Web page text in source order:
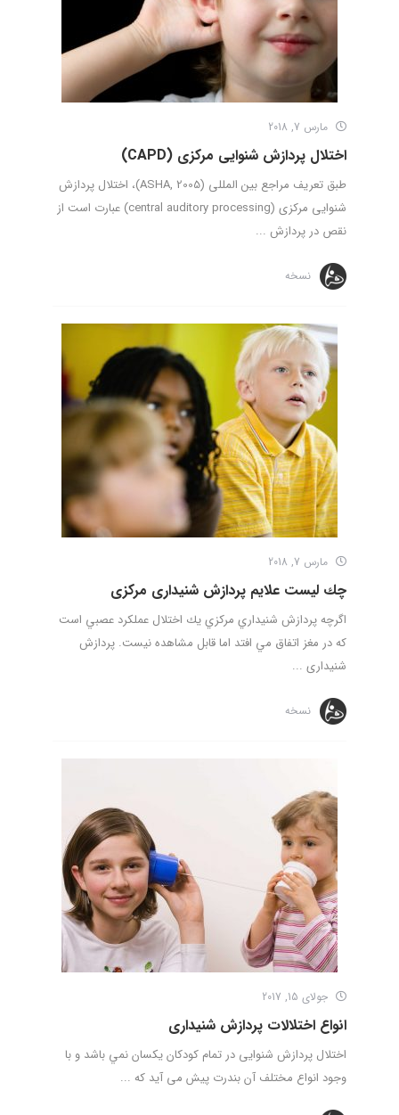
مارس 7, 2018
اختلال پردازش شنوایی مرکزی (CAPD)
طبق تعریف مراجع بین‌ المللی (ASHA, 2005)، اختلال پردازش
شنوایی مرکزی (central auditory processing) عبارت است از
نقص در پردازش ...
نسخه
مارس 7, 2018
چك ليست علایم پردازش شنيداری مركزی
اگرچه پردازش شنيداري مركزي يك اختلال عملكرد عصبي است
كه در مغز اتفاق مي افتد اما قابل مشاهده نيست. پردازش
شنيداری ...
نسخه
جولای 15, 2017
انواع اختلالات پردازش شنيداری
اختلال پردازش شنوایی در تمام كودكان يكسان نمي باشد و با
وجود انواع مختلف آن بندرت پیش می آید که ...